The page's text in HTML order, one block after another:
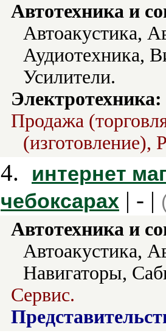
Автотехника и
Автоакустика,
Аудиотехника,
Усилители.
Электротехника:
Продажа
(изготовление),
4.
интернет
чебоксарах | - |
Автотехника и
Автоакустика,
Навигаторы,
Сервис.